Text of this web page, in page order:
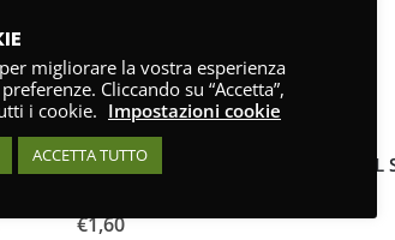
PIÙ VENDUTI
Elixir 13009 ANTI-RUST PLAIN STEEL
€1,60
migliorare la vostra esperienza
Cliccando su “Accetta”,
i cookie. Impostazioni cookie
ACCETTA TUTTO